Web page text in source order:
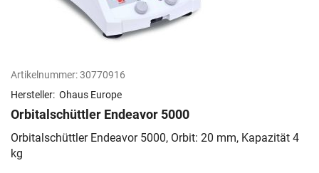
Artikelnummer:30770916
Hersteller: Ohaus Europe
Orbitalschüttler Endeavor 5000
Orbitalschüttler Endeavor 5000, Orbit: 20 mm, Kapazität 4
kg